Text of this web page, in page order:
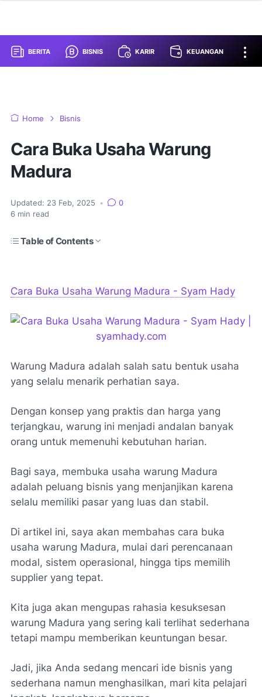
BERITA BISNIS KARIR KEUANGAN
Home Bisnis
Cara Buka Usaha Warung
Madura
Updated: 23 Feb, 2025 •
0
6 min read
Table of Contents
Cara Buka Usaha Warung Madura - Syam Hady
Warung Madura adalah salah satu bentuk usaha
yang selalu menarik perhatian saya.
Dengan konsep yang praktis dan harga yang
terjangkau, warung ini menjadi andalan banyak
orang untuk memenuhi kebutuhan harian.
Bagi saya, membuka usaha warung Madura
adalah peluang bisnis yang menjanjikan karena
selalu memiliki pasar yang luas dan stabil.
Di artikel ini, saya akan membahas cara buka
usaha warung Madura, mulai dari perencanaan
modal, sistem operasional, hingga tips memilih
supplier yang tepat.
Kita juga akan mengupas rahasia kesuksesan
warung Madura yang sering kali terlihat sederhana
tetapi mampu memberikan keuntungan besar.
Jadi, jika Anda sedang mencari ide bisnis yang
sederhana namun menghasilkan, mari kita pelajari